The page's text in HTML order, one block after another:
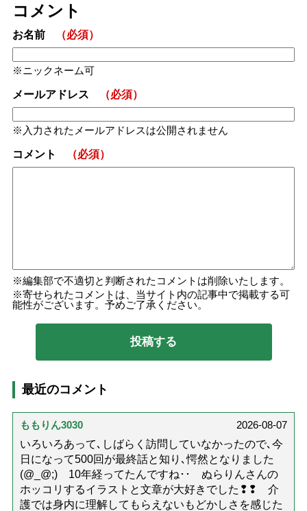
コメント
お名前 （必須）
ニックネーム可
メールアドレス （必須）
入力されたメールアドレスは公開されません
コメント （必須）
編集部で不適切と判断されたコメントは削除いたします。
寄せられたコメントは、当サイト内の記事中で掲載する可
能性がございます。予めご了承ください。
最近のコメント
ももりん3030
2026-08-07
いろいろあって､しばらく訪問していなかったので､今
日になって500回が最終話と知り､愕然となりました
(@_@;) 10年経ってたんですね･･ ぬらりんさんの
ホッコリするイラストと文章が大好きでした❢❢ 介
護では身内に理解してもらえないもどかしさを感じた